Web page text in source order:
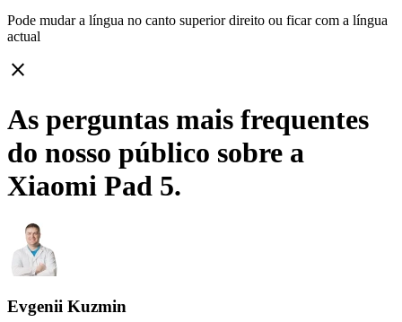
Pode mudar a língua no canto superior direito ou ficar com a língua
actual
close
As perguntas mais frequentes
do nosso público sobre a
Xiaomi Pad 5.
Evgenii Kuzmin